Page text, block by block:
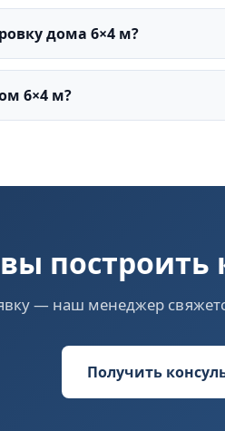
дома 6×4 м?
6×4 м?
— наш менеджер
Получить